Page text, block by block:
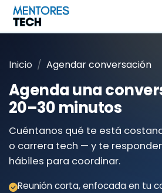
Inicio Agendar conversación
Agenda una
20–30 minutos
Cuéntanos qué te está
o carrera tech — y te
hábiles para coordinar.
Reunión corta, enfocada en tu